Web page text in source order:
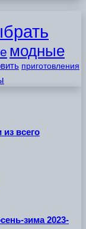
модные
приготовления
всего
зима 2023-